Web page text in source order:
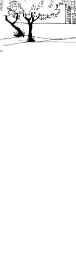
תל-אביב-
בהוראות